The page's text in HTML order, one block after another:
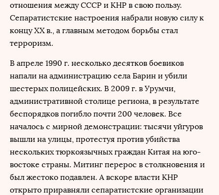
отношения между СССР и КНР в свою пользу.
Сепаратистские настроения набрали новую силу к
концу XX в., а главным методом борьбы стал
терроризм.
В апреле 1990 г. несколько десятков боевиков
напали на администрацию села Барин и убили
шестерых полицейских. В 2009 г. в Урумчи,
административной столице региона, в результате
беспорядков погибло почти 200 человек. Все
началось с мирной демонстрации: тысячи уйгуров
вышли на улицы, протестуя против убийства
нескольких тюркоязычных граждан Китая на юго-
востоке страны. Митинг перерос в столкновения и
был жестоко подавлен. А вскоре власти КНР
открыто приравняли сепаратистские организации